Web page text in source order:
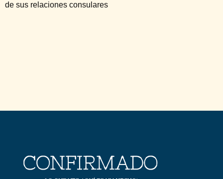
de sus relaciones consulares